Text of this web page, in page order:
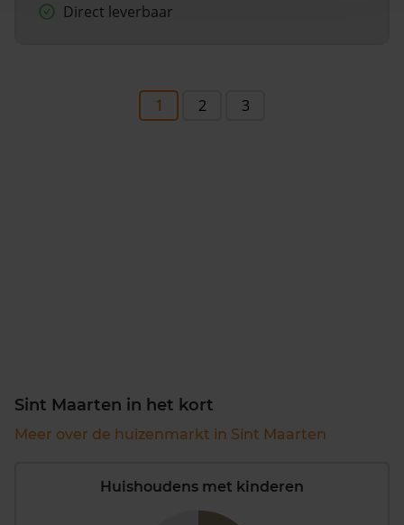
Direct leverbaar
1 2 3
Sint Maarten in het kort
Meer over de huizenmarkt in Sint Maarten
Huishoudens met kinderen